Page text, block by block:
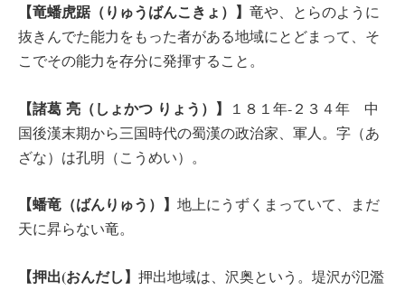
【竜蟠虎踞（りゅうばんこきょ ） 】 竜や、とらのように
抜きんでた能力をもった者がある地域にとどまって、そ
こでその能力を存分に発揮すること。
【諸葛 亮（しょかつ りょう ）】
１８１年‐２３４年 中
国後漢末期から三国時代の蜀漢の政治家、軍人。字（あ
ざな）は孔明（こうめい）。
【蟠竜 （ばんりゅう） 】 地上にうずくまっていて、まだ
天に昇らない竜。
【押出(おんだし】 押出地域は、沢奥という。堤沢が氾濫